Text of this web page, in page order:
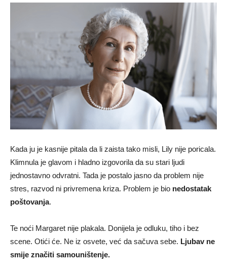
Kada ju je kasnije pitala da li zaista tako misli, Lily nije poricala.
Klimnula je glavom i hladno izgovorila da su stari ljudi
jednostavno odvratni. Tada je postalo jasno da problem nije
stres, razvod ni privremena kriza. Problem je bio nedostatak
poštovanja.
Te noći Margaret nije plakala. Donijela je odluku, tiho i bez
scene. Otići će. Ne iz osvete, već da sačuva sebe. Ljubav ne
smije značiti samouništenje.